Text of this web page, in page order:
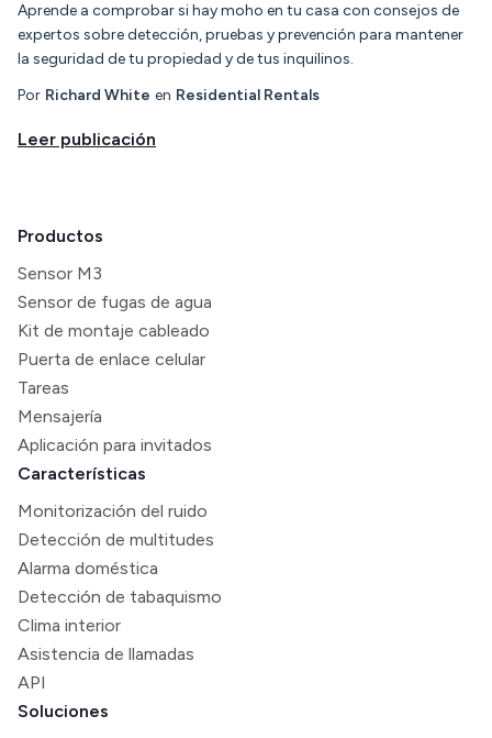
Aprende a comprobar si hay moho en tu casa con consejos de
expertos sobre detección, pruebas y prevención para mantener
la seguridad de tu propiedad y de tus inquilinos.
Por Richard White en Residential Rentals
Leer publicación
Productos
Sensor M3
Sensor de fugas de agua
Kit de montaje cableado
Puerta de enlace celular
Tareas
Mensajería
Aplicación para invitados
Características
Monitorización del ruido
Detección de multitudes
Alarma doméstica
Detección de tabaquismo
Clima interior
Asistencia de llamadas
API
Soluciones